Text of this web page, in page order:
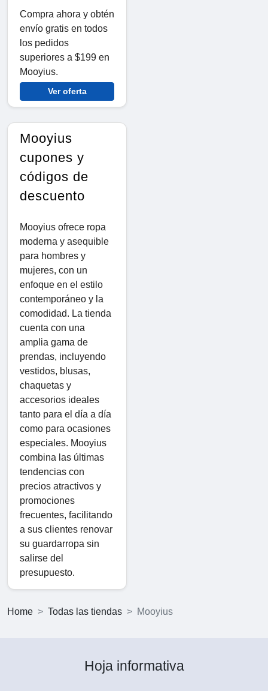
Compra ahora y obtén
envío gratis en todos
los pedidos
superiores a $199 en
Mooyius.
Ver oferta
Mooyius
cupones y
códigos de
descuento
Mooyius ofrece ropa
moderna y asequible
para hombres y
mujeres, con un
enfoque en el estilo
contemporáneo y la
comodidad. La tienda
cuenta con una
amplia gama de
prendas, incluyendo
vestidos, blusas,
chaquetas y
accesorios ideales
tanto para el día a día
como para ocasiones
especiales. Mooyius
combina las últimas
tendencias con
precios atractivos y
promociones
frecuentes, facilitando
a sus clientes renovar
su guardarropa sin
salirse del
presupuesto.
Home Todas las tiendas Mooyius
Hoja informativa